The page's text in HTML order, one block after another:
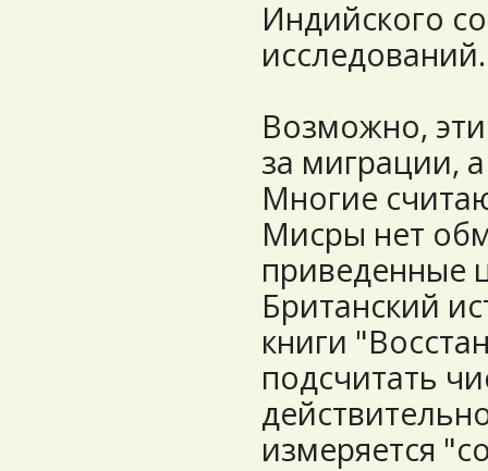
Индийского
Возможно,
за миграции,
Многие
Мисры нет
приведенные
Британский
книги
подсчитать
измеряется